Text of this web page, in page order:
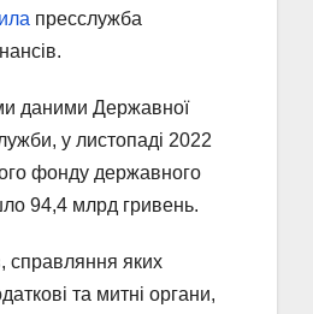
пресслужба
даними Державної
у листопаді 2022
фонду державного
94,4 млрд гривень.
справляння яких
та митні органи,